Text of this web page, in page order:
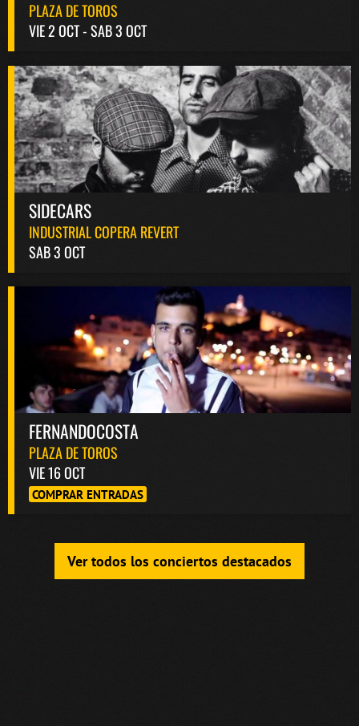
PLAZA DE TOROS
VIE 2 OCT - SAB 3 OCT
SIDECARS
INDUSTRIAL COPERA REVERT
SAB 3 OCT
FERNANDOCOSTA
PLAZA DE TOROS
VIE 16 OCT
COMPRAR ENTRADAS
Ver todos los conciertos destacados